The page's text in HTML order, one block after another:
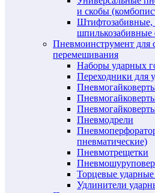
и скобы
Штифтозабивные,
Пневмоинструмент для
перемешивания
Наборы ударных
Переходники для
Пневмодрели
пневматические)
Пневмотрещетки
Торцевые ударные
Удлинители